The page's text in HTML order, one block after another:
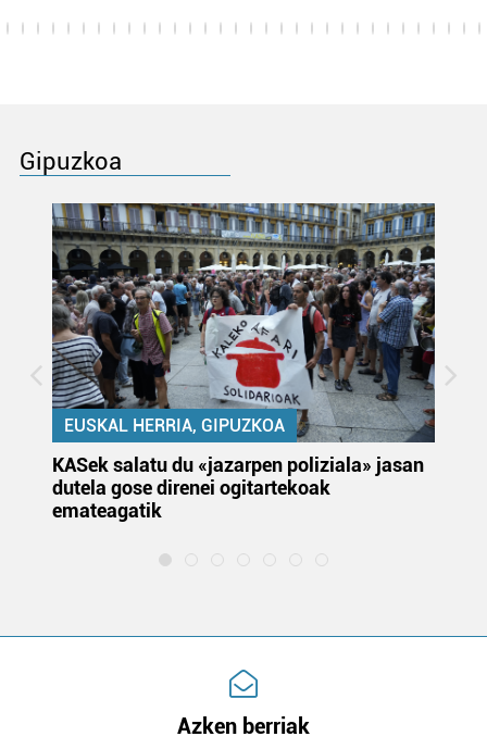
Gipuzkoa
EUSKAL HERRIA, GIPUZKOA
KASek salatu du «jazarpen poliziala» jasan
dutela gose direnei ogitartekoak
emateagatik
Azken berriak